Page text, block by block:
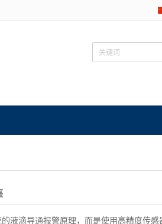
液滴导通报警原理，而是使用高精度传